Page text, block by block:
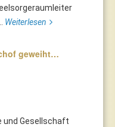
Weiterlesen
geweiht…
und Gesellschaft